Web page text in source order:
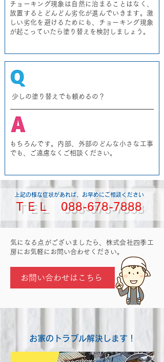
チョーキング現象は自然に治まることはなく、
放置するとどんどん劣化が進んでいきます。激
しい劣化を避けるためにも、チョーキング現象
が起こっていたら塗り替えを検討しましょう。
少しの塗り替えでも頼めるの？
もちろんです。内部、外部のどんな小さな工事
でも、ご遠慮なくご相談ください。
上記の様な症状があれば、お早めにご相談ください
ＴＥＬ 088-678-7888
​気になる点がございましたら、株式会社四季工
房にお気軽にお問い合わせください。
お問い合わせはこちら
お家のトラブル解決します！